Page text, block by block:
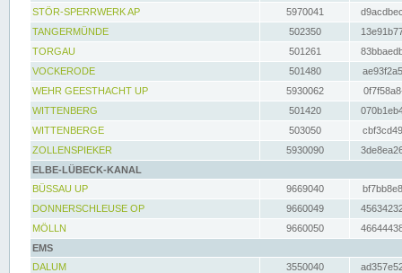
STÖR-SPERRWERK AP 5970041
TANGERMÜNDE
502350
TORGAU
501261
VOCKERODE
501480
WEHR GEESTHACHT UP
5930062
WITTENBERG
501420
WITTENBERGE
503050
ZOLLENSPIEKER
5930090
ELBE-LÜBECK-KANAL
BÜSSAU UP
9669040
DONNERSCHLEUSE OP
9660049
MÖLLN
9660050
EMS
DALUM
3550040